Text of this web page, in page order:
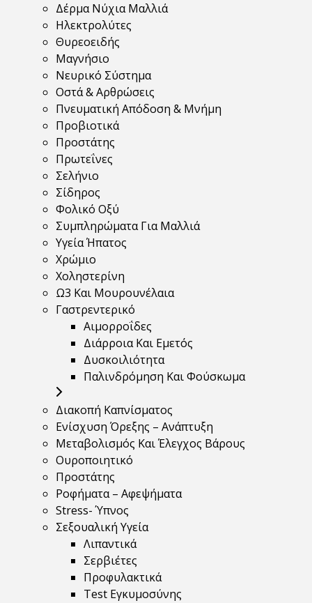
Δέρμα Νύχια Μαλλιά
Ηλεκτρολύτες
Θυρεοειδής
Μαγνήσιο
Νευρικό Σύστημα
Οστά & Αρθρώσεις
Πνευματική Απόδοση & Μνήμη
Προβιοτικά
Προστάτης
Πρωτεΐνες
Σελήνιο
Σίδηρος
Φολικό Οξύ
Συμπληρώματα Για Μαλλιά
Υγεία Ήπατος
Χρώμιο
Χοληστερίνη
Ω3 Και Μουρουνέλαια
Γαστρεντερικό
Αιμορροΐδες
Διάρροια Και Εμετός
Δυσκοιλιότητα
Παλινδρόμηση Και Φούσκωμα
Διακοπή Καπνίσματος
Ενίσχυση Όρεξης – Ανάπτυξη
Μεταβολισμός Και Έλεγχος Βάρους
Ουροποιητικό
Προστάτης
Ροφήματα – Αφεψήματα
Stress- Ύπνος
Σεξουαλική Υγεία
Λιπαντικά
Σερβιέτες
Προφυλακτικά
Test Εγκυμοσύνης